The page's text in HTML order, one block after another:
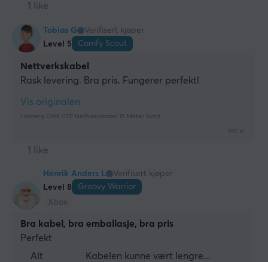
1 like
Tobias G
Verifisert kjøper
Level 5
Comfy Scout
Nettverkskabel
Rask levering. Bra pris. Fungerer perfekt!
Vis originalen
Lanberg Cat6 UTP Nettverkskabel 15 Meter Svart
last yr.
1 like
Henrik Anders L
Verifisert kjøper
Level 8
Groovy Warrior
Xbox
Bra kabel, bra emballasje, bra pris
Perfekt
Alt
Kabelen kunne vært lengre...